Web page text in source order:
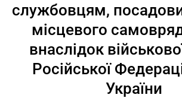
службовцям,
місцевого
внаслідок
Російської
України